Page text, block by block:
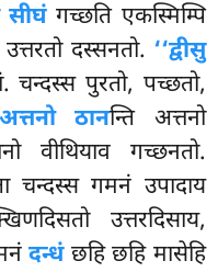
सीघं गच्छति एकस्मिम्पि
दस्सनतो. ‘‘द्वीसु
चन्दस्स पुरतो, पच्छतो,
अत्तनो ठानन्ति अत्तनो
वीथियाव गच्छनतो.
चन्दस्स गमनं उपादाय
उत्तरदिसाय,
दन्धंछहि छहि मासेहि